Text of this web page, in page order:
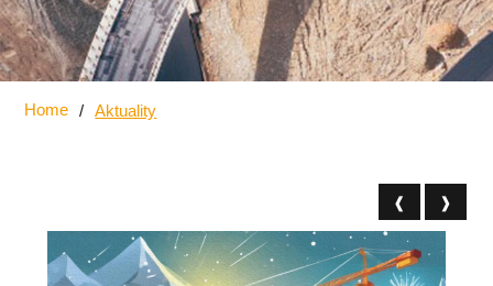
Home / Aktuality
❰ ❱